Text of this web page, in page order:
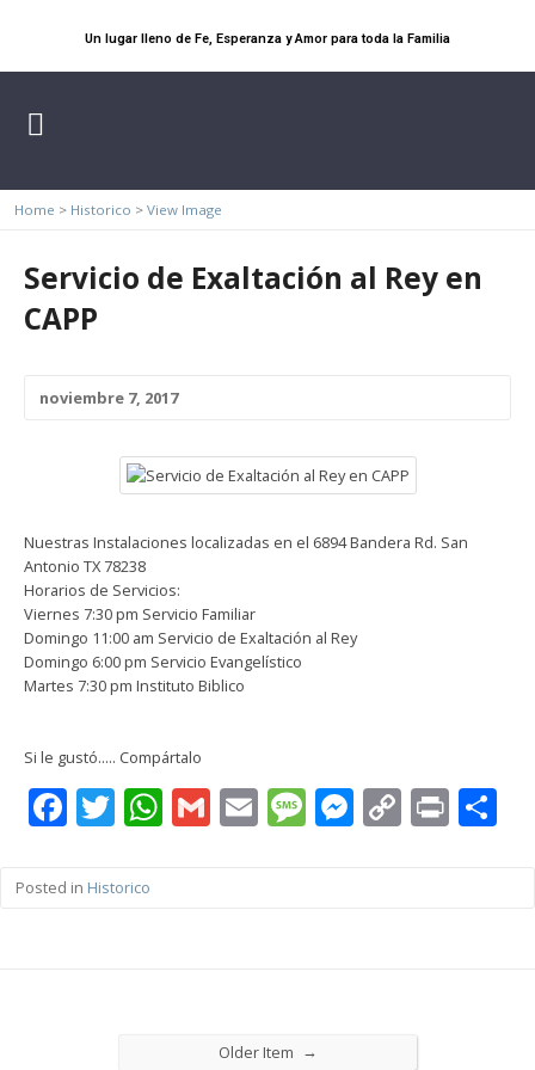
Un lugar lleno de Fe, Esperanza y Amor para toda la Familia
Home > Historico > View Image
Servicio de Exaltación al Rey en
CAPP
noviembre 7, 2017
Nuestras Instalaciones localizadas en el 6894 Bandera Rd. San
Antonio TX 78238
Horarios de Servicios:
Viernes 7:30 pm Servicio Familiar
Domingo 11:00 am Servicio de Exaltación al Rey
Domingo 6:00 pm Servicio Evangelístico
Martes 7:30 pm Instituto Biblico
Si le gustó..... Compártalo
Facebook
Twitter
WhatsApp
GmailEmailMessage
Copy
Print
Posted in Historico
Older Item →